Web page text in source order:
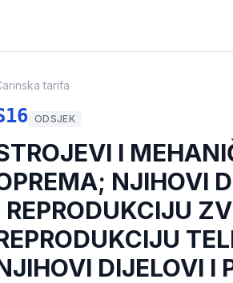
tarifa
ODSJEK
I
NJIHOVI
REPRODUKCIJU
DIJELOVI I